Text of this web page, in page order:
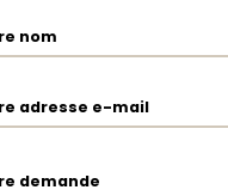
nom
adresse e-mail
demande